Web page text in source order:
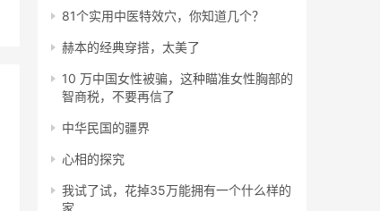
81个实用中医特效穴，你知道几个？
赫本的经典穿搭，太美了
10 万中国女性被骗，这种瞄准女性胸部的
智商税，不要再信了
中华民国的疆界
心相的探究
我试了试，花掉35万能拥有一个什么样的
家